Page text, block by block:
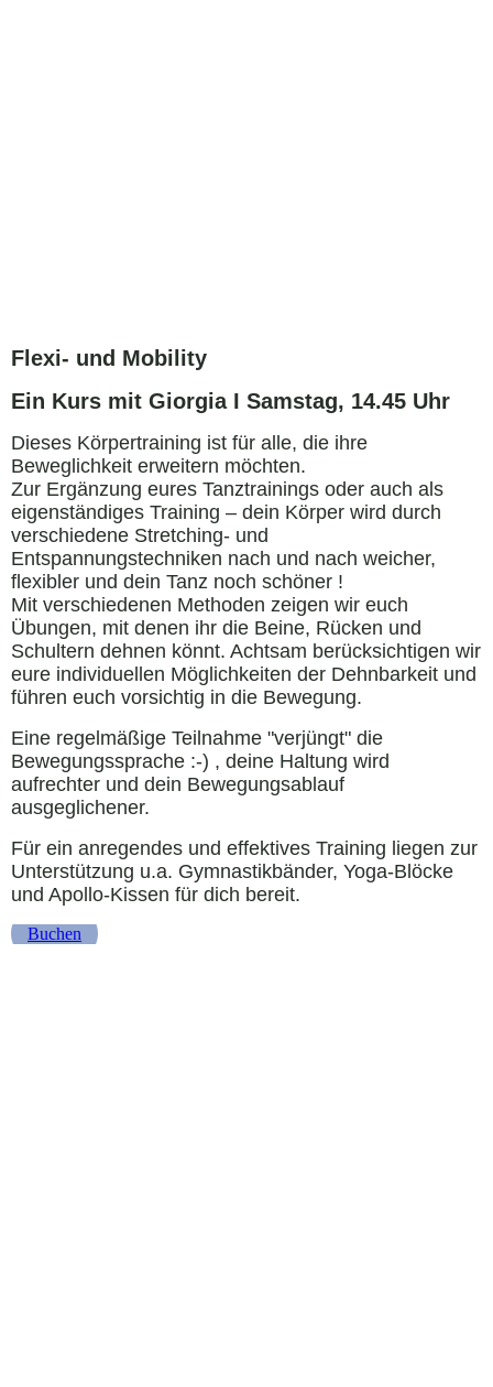
Flexi- und Mobility
Ein Kurs mit Giorgia I Samstag, 14.45 Uhr
Dieses Körpertraining ist für alle, die ihre
Beweglichkeit erweitern möchten.
Zur Ergänzung eures Tanztrainings oder auch als
eigenständiges Training – dein Körper wird durch
verschiedene Stretching- und
Entspannungstechniken nach und nach weicher,
flexibler und dein Tanz noch schöner !
Mit verschiedenen Methoden zeigen wir euch
Übungen, mit denen ihr die Beine, Rücken und
Schultern dehnen könnt. Achtsam berücksichtigen wir
eure individuellen Möglichkeiten der Dehnbarkeit und
führen euch vorsichtig in die Bewegung.
Eine regelmäßige Teilnahme "verjüngt" die
Bewegungssprache :-) , deine Haltung wird
aufrechter und dein Bewegungsablauf
ausgeglichener.
Für ein anregendes und effektives Training liegen zur
Unterstützung u.a. Gymnastikbänder, Yoga-Blöcke
und Apollo-Kissen für dich bereit.
Buchen